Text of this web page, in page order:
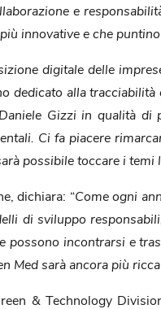
e
innovative e che
digitale delle
dedicato alla
Gizzi in qualità
Ci fa piacere
possibile toccare i temi
dichiara: “Come ogni
di sviluppo
possono incontrarsi e
Med sarà ancora più
& Technology